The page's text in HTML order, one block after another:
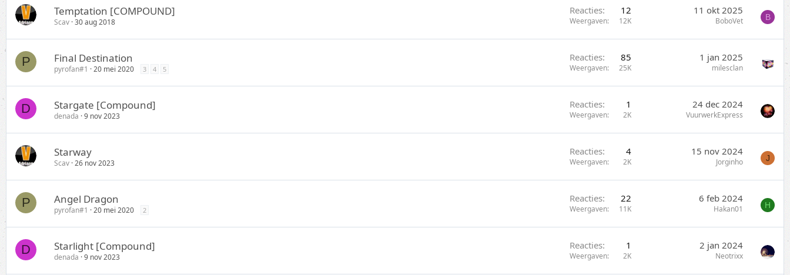
Temptation [COMPOUND]
Scav 30 aug 2018
Reacties 12
Weergaven 12K
11 okt 2025
BoboVet B
P Final Destination
pyrofan#1 20 mei 2020 3 4 5
Reacties 85
Weergaven 25K
1 jan 2025
milesclan
D Stargate [Compound]
denada 9 nov 2023
Reacties 1
Weergaven 2K
24 dec 2024
VuurwerkExpress
Starway
Scav 26 nov 2023
Reacties 4
Weergaven 2K
15 nov 2024
Jorginho J
P Angel Dragon
pyrofan#1 20 mei 2020 2
Reacties 22
Weergaven 11K
6 feb 2024
Hakan01 H
D Starlight [Compound]
denada 9 nov 2023
Reacties 1
Weergaven 2K
2 jan 2024
Neotrixx